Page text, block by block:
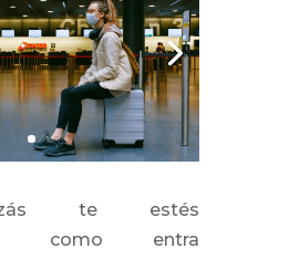
te estés
como entra